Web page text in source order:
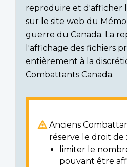
reproduire et d'afficher
sur le site web du
guerre du Canada. La
l'affichage des fichiers
entièrement à la
Combattants Canada.
Anciens
réserve le droit de :
limiter le
pouvant être